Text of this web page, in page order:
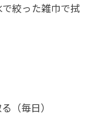
絞った雑巾で拭
（毎日）